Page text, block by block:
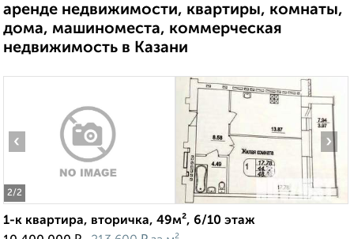
аренде недвижимости, квартиры, комнаты,
дома, машиноместа, коммерческая
недвижимость в Казани
2/2
‹ ›
1-к квартира, вторичка, 49м², 6/10 этаж